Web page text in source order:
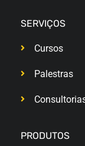
SERVIÇOS
Cursos
Palestras
PRODUTOS